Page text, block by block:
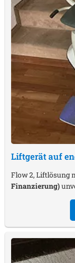
Liftgerät auf
Flow 2, Liftlösung
Finanzierung)